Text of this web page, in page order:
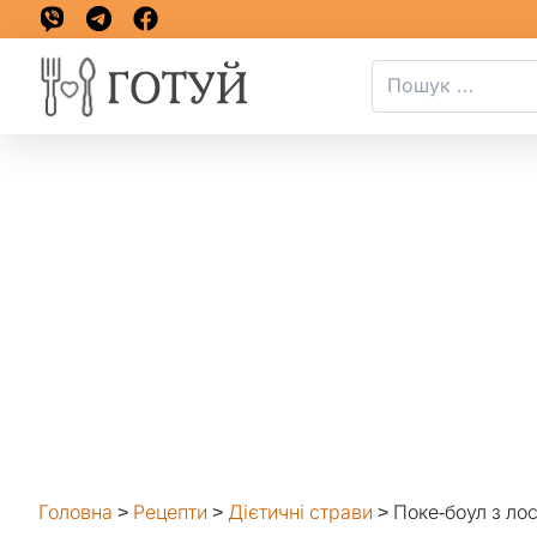
Головна > Рецепти > Дієтичні страви > Поке-боул з